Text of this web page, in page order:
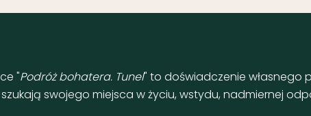
"Podróż bohatera. Tunel" to doświadczenie własnego
swojego miejsca w życiu, wstydu, nadmiernej